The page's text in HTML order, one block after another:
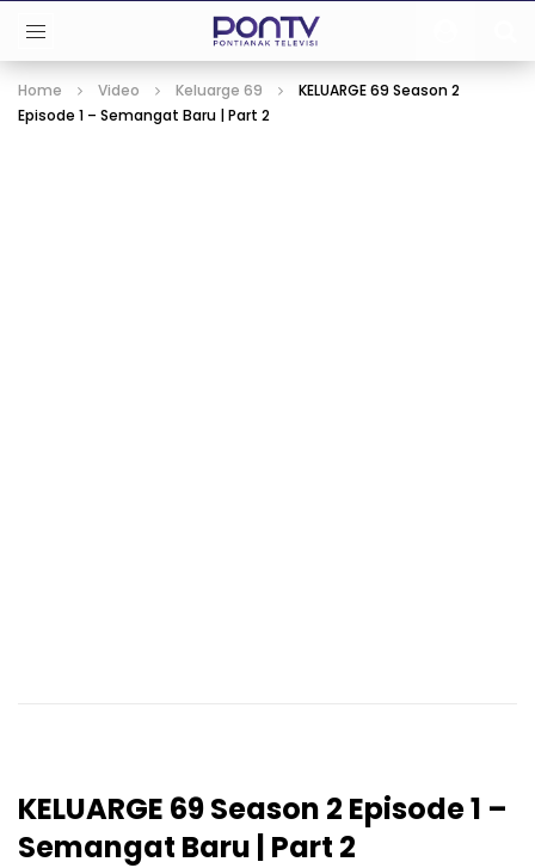
Home Video Keluarge 69
KELUARGE 69 Season 2
Episode 1 – Semangat Baru | Part 2
KELUARGE 69 Season 2 Episode 1 –
Semangat Baru | Part 2